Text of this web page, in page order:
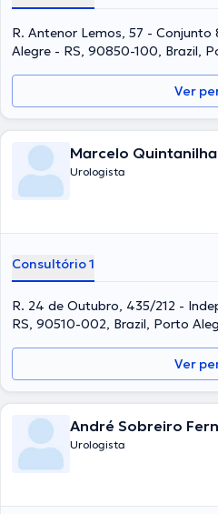
R. Antenor Lemos, 57 - Conjunto
Alegre - RS, 90850-100, Brazil,
Ver
Marcelo Quintanilha
Urologista
Consultório 1
R. 24 de Outubro, 435/212 -
RS, 90510-002, Brazil, Porto
Ver
André Sobreiro
Urologista